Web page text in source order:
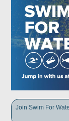
Join Swim For